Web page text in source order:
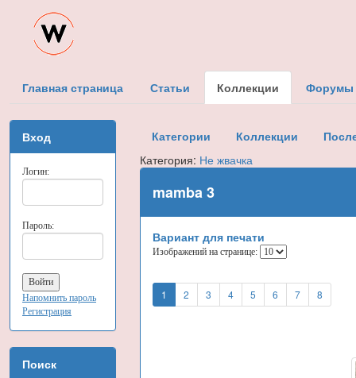
Главная страница Статьи Коллекции Форумы
Вход
Логин:
Пароль:
Напомнить пароль
Регистрация
Поиск
Категории Коллекции
Категория: Не жвачка
mamba 3
Вариант для печати
Изображений на странице:
1 2 3 4 5 6 7 8